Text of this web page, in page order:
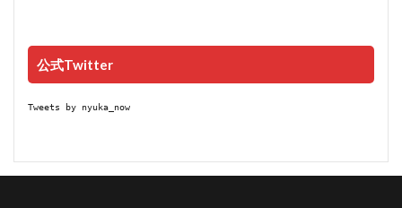
公式Twitter
Tweets by nyuka_now